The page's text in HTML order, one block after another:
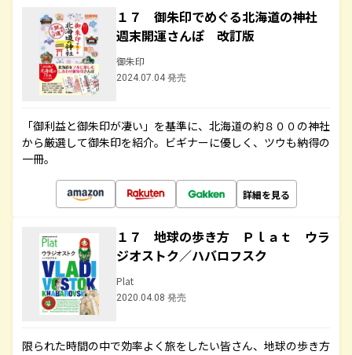
１７ 御朱印でめぐる北海道の神社
週末開運さんぽ 改訂版
御朱印
2024.07.04 発売
「御利益と御朱印が凄い」を基準に、北海道の約８００の神社
から厳選して御朱印を紹介。ビギナーに優しく、ツウも納得の
一冊。
詳細を見る
１７ 地球の歩き方 Ｐｌａｔ ウラ
ジオストク／ハバロフスク
Plat
2020.04.08 発売
限られた時間の中で効率よく旅をしたい皆さん、地球の歩き方